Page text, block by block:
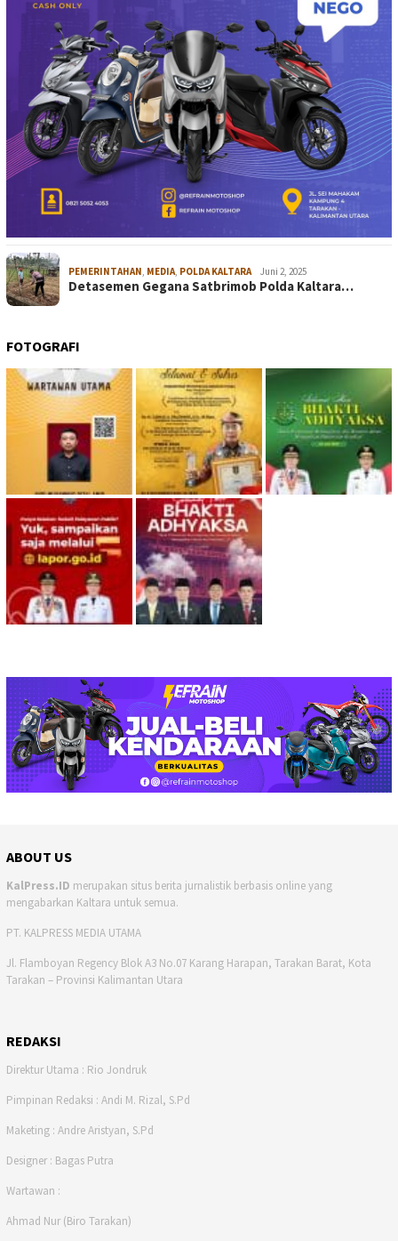
PEMERINTAHAN, MEDIA, POLDA KALTARA Juni 2, 2025
Detasemen Gegana Satbrimob Polda Kaltara…
FOTOGRAFI
ABOUT US
KalPress.ID merupakan situs berita jurnalistik berbasis online yang
mengabarkan Kaltara untuk semua.
PT. KALPRESS MEDIA UTAMA
Jl. Flamboyan Regency Blok A3 No.07 Karang Harapan, Tarakan Barat, Kota
Tarakan – Provinsi Kalimantan Utara
REDAKSI
Direktur Utama : Rio Jondruk
Pimpinan Redaksi : Andi M. Rizal, S.Pd
Maketing : Andre Aristyan, S.Pd
Designer : Bagas Putra
Wartawan :
Ahmad Nur (Biro Tarakan)